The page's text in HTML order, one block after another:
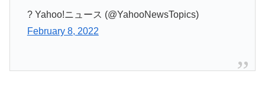
? Yahoo!ニュース (@YahooNewsTopics)
February 8, 2022